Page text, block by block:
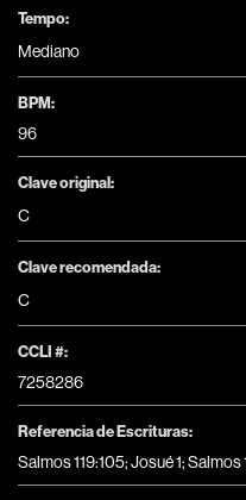
Tempo:
Mediano
BPM:
96
Clave original:
C
Clave recomendada:
C
CCLI #:
7258286
Referencia de Escrituras:
Salmos 119:105; Josué 1;